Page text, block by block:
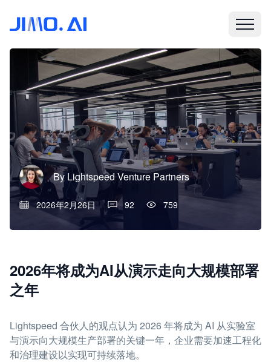
By Lightspeed Venture Partners
2026年2月26日 92 759
2026年将成为AI从演示走向大规模部署
之年
Lightspeed 合伙人的观点认为 2026 年将成为 AI 从实验室
与演示向大规模生产部署的关键一年，企业需要加速工程化
和治理建设以实现可持续落地。